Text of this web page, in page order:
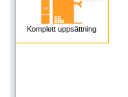
Komplett uppsättning